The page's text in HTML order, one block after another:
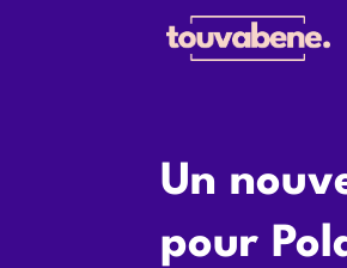
Un
pour